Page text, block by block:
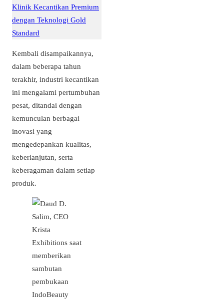
Klinik Kecantikan Premium
dengan Teknologi Gold
Standard
Kembali disampaikannya,
dalam beberapa tahun
terakhir, industri kecantikan
ini mengalami pertumbuhan
pesat, ditandai dengan
kemunculan berbagai
inovasi yang
mengedepankan kualitas,
keberlanjutan, serta
keberagaman dalam setiap
produk.